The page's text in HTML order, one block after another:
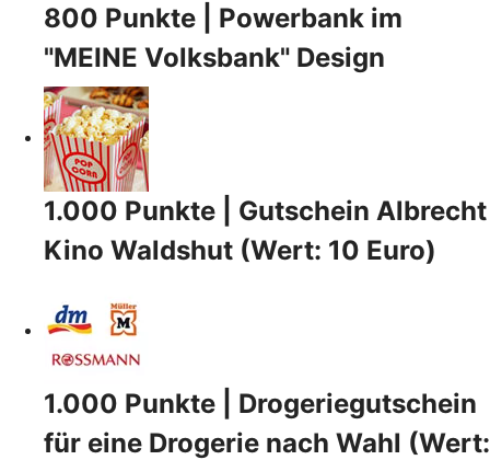
800 Punkte | Powerbank im
"MEINE Volksbank" Design
1.000 Punkte | Gutschein Albrecht
Kino Waldshut (Wert: 10 Euro)
1.000 Punkte | Drogeriegutschein
für eine Drogerie nach Wahl (Wert: